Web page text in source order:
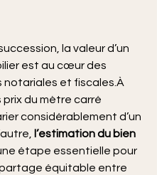
la valeur d’un
est au cœur des
notariales et fiscales.À
prix du mètre carré
considérablement d’un
l’estimation du bien
étape essentielle pour
équitable entre